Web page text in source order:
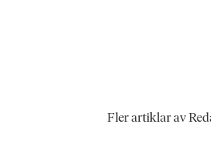
Fler artiklar av